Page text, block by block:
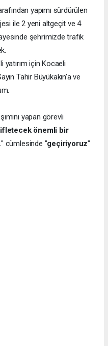
yapımı sürdürülen
ile 2 yeni altgeçit ve 4
şehrimizde trafik
yatırım için Kocaeli
Tahir Büyükakın’a ve
yapan görevli
önemli bir
" cümlesinde "geçiriyoruz"